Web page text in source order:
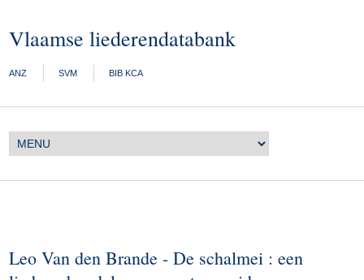
Vlaamse liederendatabank
ANZ SVM BIB KCA
Leo Van den Brande - De schalmei : een